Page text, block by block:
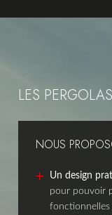
LES
NOUS
Un design
pour pouvoir
fonctionnelles